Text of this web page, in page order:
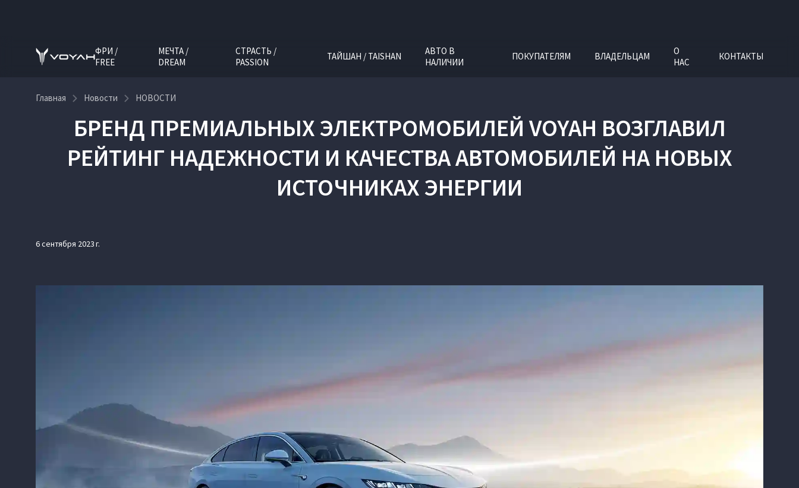
ФРИ /
FREE
МЕЧТА /
DREAM
СТРАСТЬ /
PASSION
ТАЙШАН / TAISHAN
АВТО В
НАЛИЧИИ
ПОКУПАТЕЛЯМ ВЛАДЕЛЬЦАМ
О
НАС
КОНТАКТЫ
Главная Новости НОВОСТИ
БРЕНД ПРЕМИАЛЬНЫХ ЭЛЕКТРОМОБИЛЕЙ VOYAH ВОЗГЛАВИЛ
РЕЙТИНГ НАДЕЖНОСТИ И КАЧЕСТВА АВТОМОБИЛЕЙ НА НОВЫХ
ИСТОЧНИКАХ ЭНЕРГИИ
6 сентября 2023 г.